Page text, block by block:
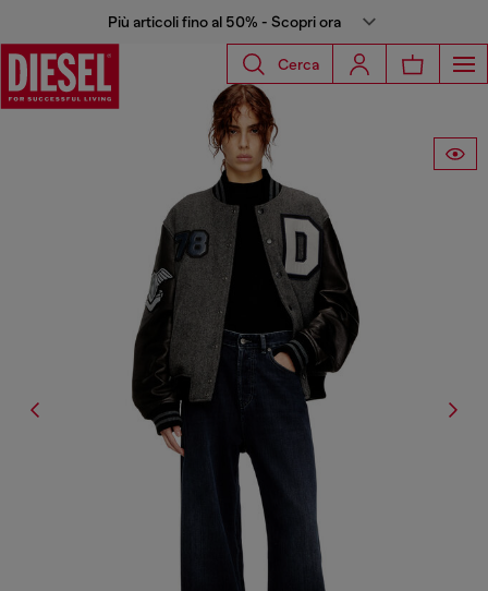
Più articoli fino al 50% - Scopri ora
Cerca